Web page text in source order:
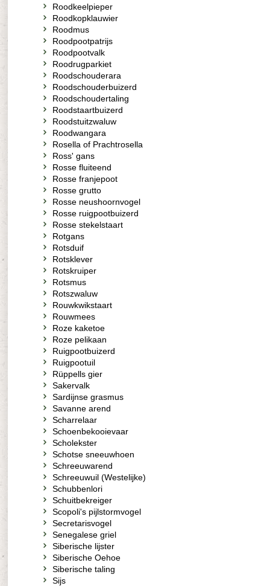
Roodkeelpieper
Roodkopklauwier
Roodmus
Roodpootpatrijs
Roodpootvalk
Roodrugparkiet
Roodschouderara
Roodschouderbuizerd
Roodschoudertaling
Roodstaartbuizerd
Roodstuitzwaluw
Roodwangara
Rosella of Prachtrosella
Ross' gans
Rosse fluiteend
Rosse franjepoot
Rosse grutto
Rosse neushoornvogel
Rosse ruigpootbuizerd
Rosse stekelstaart
Rotgans
Rotsduif
Rotsklever
Rotskruiper
Rotsmus
Rotszwaluw
Rouwkwikstaart
Rouwmees
Roze kaketoe
Roze pelikaan
Ruigpootbuizerd
Ruigpootuil
Rüppells gier
Sakervalk
Sardijnse grasmus
Savanne arend
Scharrelaar
Schoenbekooievaar
Scholekster
Schotse sneeuwhoen
Schreeuwarend
Schreeuwuil (Westelijke)
Schubbenlori
Schuitbekreiger
Scopoli's pijlstormvogel
Secretarisvogel
Senegalese griel
Siberische lijster
Siberische Oehoe
Siberische taling
Sijs